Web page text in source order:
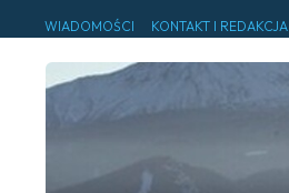
WIADOMOŚCI KONTAKT I REDAKCJA